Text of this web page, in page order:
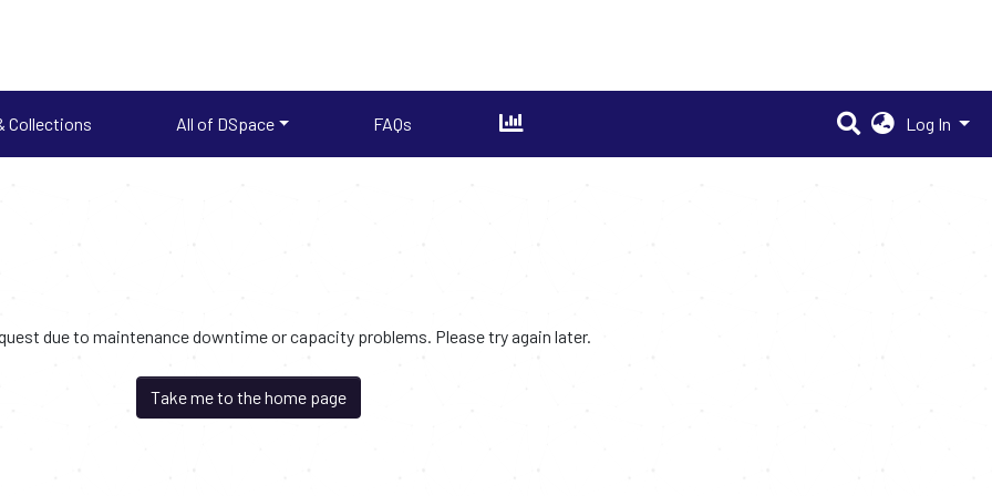
Collections All of DSpace FAQs Log In
due to maintenance downtime or capacity problems. Please try again later.
Take me to the home page